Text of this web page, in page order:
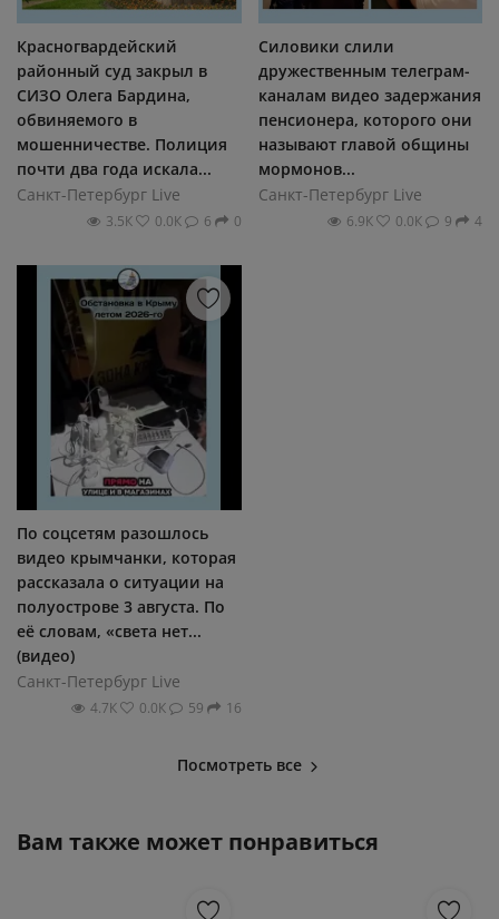
Красногвардейский
районный суд закрыл в
СИЗО Олега Бардина,
обвиняемого в
мошенничестве. Полиция
почти два года искала...
Санкт-Петербург Live
3.5К 0.0К 6 0
Силовики слили
дружественным телеграм-
каналам видео задержания
пенсионера, которого они
называют главой общины
мормонов...
Санкт-Петербург Live
6.9К 0.0К 9 4
По соцсетям разошлось
видео крымчанки, которая
рассказала о ситуации на
полуострове 3 августа. По
её словам, «света нет...
(видео)
Санкт-Петербург Live
4.7К 0.0К 59 16
Посмотреть все
Вам также может понравиться